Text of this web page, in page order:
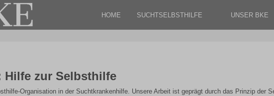
HOME SUCHTSELBSTHILFE UNSER BKE
Hilfe zur Selbsthilfe
Organisation in der Suchtkrankenhilfe. Unsere Arbeit ist geprägt durch das Prinzip der